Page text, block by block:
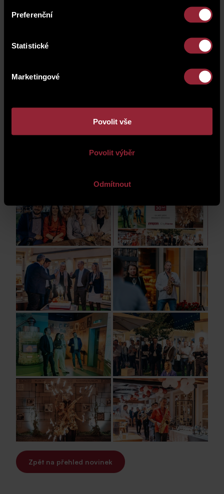
Preferenční
Statistické
Marketingové
Povolit vše
Povolit výběr
Odmítnout
Výročí je důvod nejen k oslavě, ale zejména jde o
příležitost poděkovat všem našim investičním a
podařilo úspěšně realizovat desítky projektů, ve
kterých spokojeně bydlí několik stovek klientů.
zaměstnancům, bez kterých by společnost nebyla
tam, kde je. Skupina City Home pokračuje v růstu
Zpět na přehled novinek